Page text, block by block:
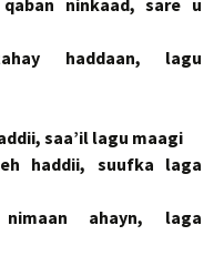
ninkaad, sare u
haddaan, lagu
saa’il lagu maagi
haddii, suufka laga
ahayn, laga